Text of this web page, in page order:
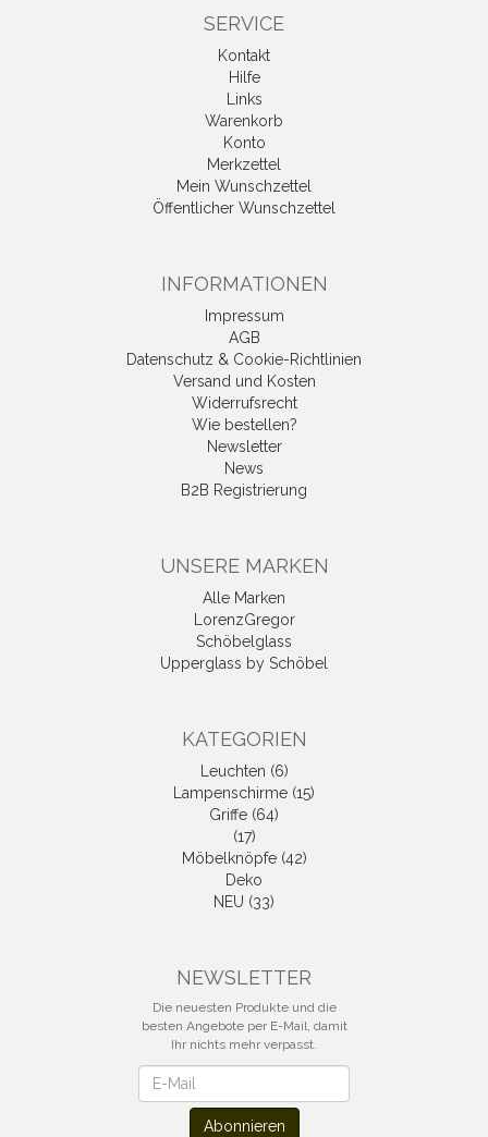
SERVICE
Kontakt
Hilfe
Links
Warenkorb
Konto
Merkzettel
Mein Wunschzettel
Öffentlicher Wunschzettel
INFORMATIONEN
Impressum
AGB
Datenschutz & Cookie-Richtlinien
Versand und Kosten
Widerrufsrecht
Wie bestellen?
Newsletter
News
B2B Registrierung
UNSERE MARKEN
Alle Marken
LorenzGregor
Schöbelglass
Upperglass by Schöbel
KATEGORIEN
Leuchten (6)
Lampenschirme (15)
Griffe (64)
(17)
Möbelknöpfe (42)
Deko
NEU (33)
NEWSLETTER
Die neuesten Produkte und die
besten Angebote per E-Mail, damit
Ihr nichts mehr verpasst.
Abonnieren